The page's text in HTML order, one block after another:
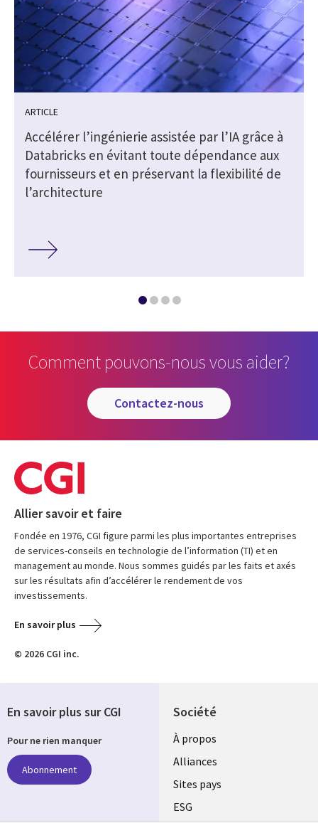
ARTICLE
Accélérer l’ingénierie assistée par l’IA grâce à
Databricks en évitant toute dépendance aux
fournisseurs et en préservant la flexibilité de
l’architecture
Comment pouvons-nous vous aider?
contactez-nous
Allier savoir et faire
Fondée en 1976, CGI figure parmi les plus importantes entreprises
de services-conseils en technologie de l’information (TI) et en
management au monde. Nous sommes guidés par les faits et axés
sur les résultats afin d’accélérer le rendement de vos
investissements.
En savoir plus
© 2026 CGI inc.
Société
À propos
Alliances
Sites pays
ESG
En savoir plus sur CGI
Pour ne rien manquer
Abonnement